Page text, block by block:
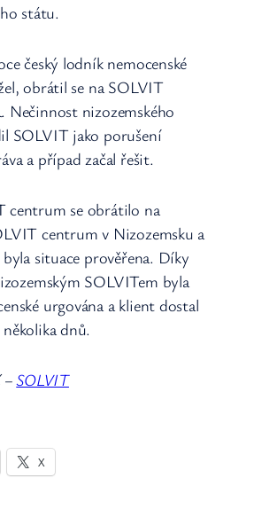
státu.
český lodník nemocenské
obrátil se na SOLVIT
Nečinnost nizozemského
SOLVIT jako porušení
a případ začal řešit.
centrum se obrátilo na
centrum v Nizozemsku a
situace prověřena. Díky
SOLVITem byla
urgována a klient dostal
dnů.
–SOLVIT
X